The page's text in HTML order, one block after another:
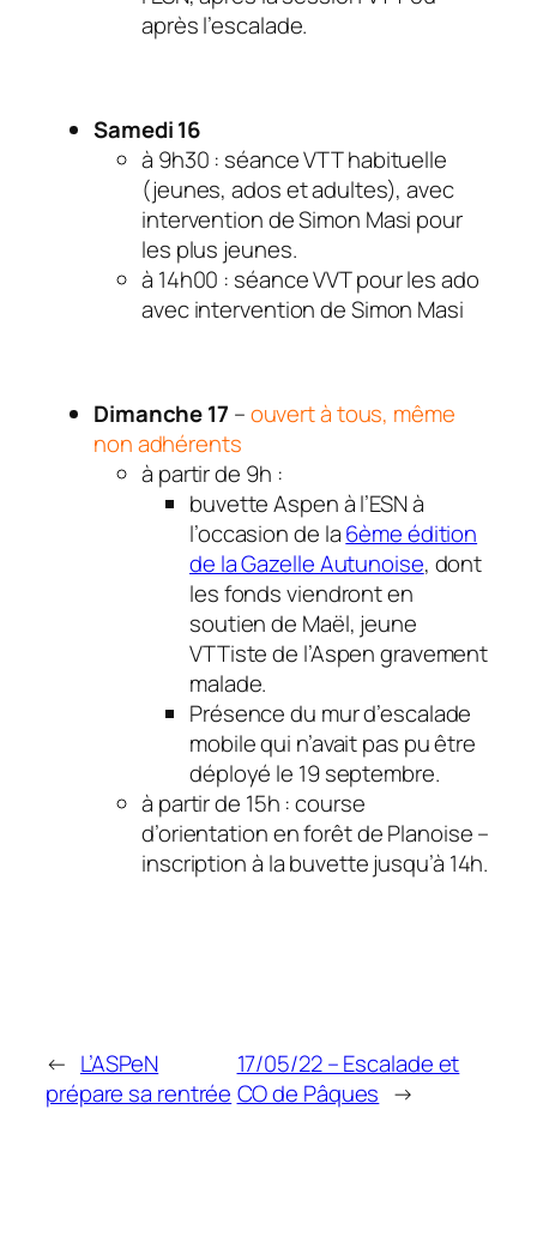
après l’escalade.
Samedi 16
à 9h30 : séance VTT habituelle
(jeunes, ados et adultes), avec
intervention de Simon Masi pour
les plus jeunes.
à 14h00 : séance VVT pour les ado
avec intervention de Simon Masi
Dimanche 17 –ouvert à tous, même
non adhérents
à partir de 9h :
buvette Aspen à l’ESN à
l’occasion de la6ème édition
de la Gazelle Autunoise, dont
les fonds viendront en
soutien de Maël, jeune
VTTiste de l’Aspen gravement
malade.
Présence du mur d’escalade
mobile qui n’avait pas pu être
déployé le 19 septembre.
à partir de 15h : course
d’orientation en forêt de Planoise –
inscription à la buvette jusqu’à 14h.
← L’ASPeN
prépare sa rentrée
17/05/22 – Escalade et
CO de Pâques →